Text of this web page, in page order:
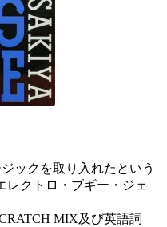
ックを取り入れたという
レクトロ・ブギー・ジェ
MIX及び英語詞